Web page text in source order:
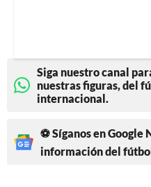
Siga nuestro canal
nuestras figuras, del
internacional.
⚽ Síganos en Google
información del